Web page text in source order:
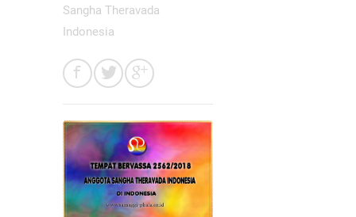
Sangha Theravada
Indonesia